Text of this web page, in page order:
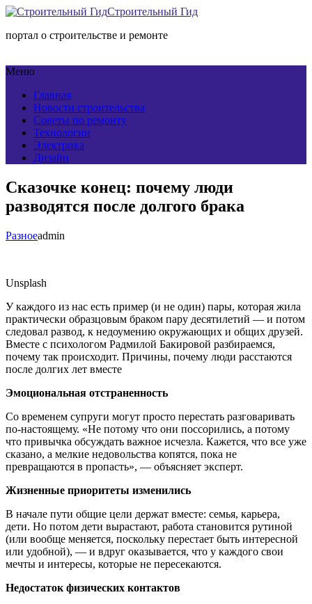
Строительный Гид
портал о строительстве и ремонте
Меню
Главная
Новости строительства
Советы по ремонту
Технологии
Электрика
Дизайн
Сказочке конец: почему люди
разводятся после долгого брака
Разноеadmin
Unsplash
У каждого из нас есть пример (и не один) пары, которая жила
практически образцовым браком пару десятилетий — и потом
следовал развод, к недоумению окружающих и общих друзей.
Вместе с психологом Радмилой Бакировой разбираемся,
почему так происходит. Причины, почему люди расстаются
после долгих лет вместе
Эмоциональная отстраненность
Со временем супруги могут просто перестать разговаривать
по-настоящему. «Не потому что они поссорились, а потому
что привычка обсуждать важное исчезла. Кажется, что все уже
сказано, а мелкие недовольства копятся, пока не
превращаются в пропасть», — объясняет эксперт.
Жизненные приоритеты изменились
В начале пути общие цели держат вместе: семья, карьера,
дети. Но потом дети вырастают, работа становится рутиной
(или вообще меняется, поскольку перестает быть интересной
или удобной), — и вдруг оказывается, что у каждого свои
мечты и интересы, которые не пересекаются.
Недостаток физических контактов